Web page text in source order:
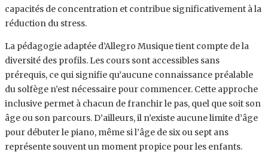
capacités de concentration et contribue significativement à la
réduction du stress.
La pédagogie adaptée d’Allegro Musique tient compte de la
diversité des profils. Les cours sont accessibles sans
prérequis, ce qui signifie qu’aucune connaissance préalable
du solfège n’est nécessaire pour commencer. Cette approche
inclusive permet à chacun de franchir le pas, quel que soit son
âge ou son parcours. D’ailleurs, il n’existe aucune limite d’âge
pour débuter le piano, même si l’âge de six ou sept ans
représente souvent un moment propice pour les enfants.